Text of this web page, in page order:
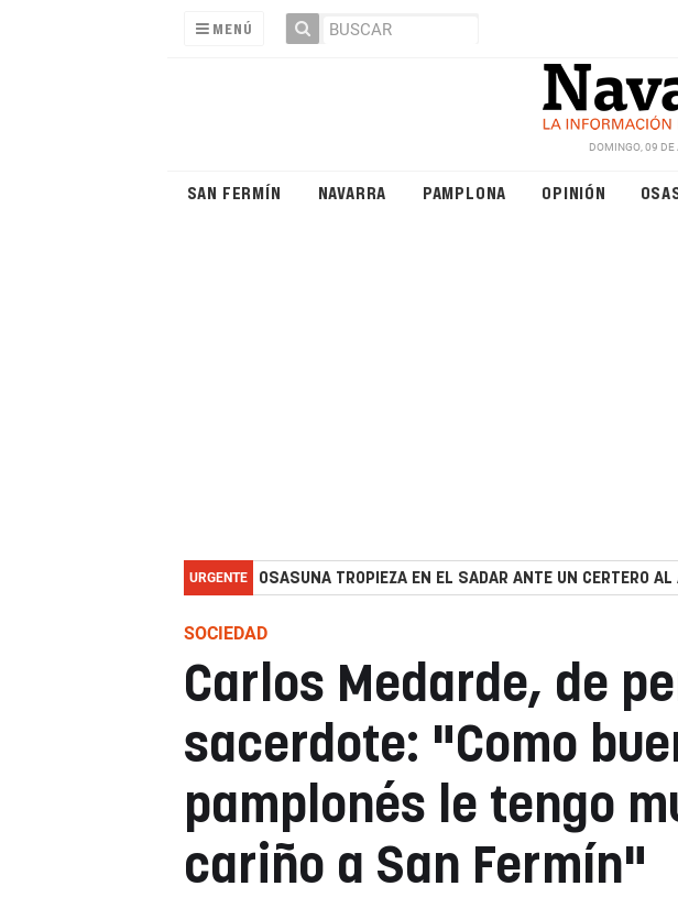
MENÚ
DOMINGO, 09
SAN FERMÍN NAVARRA PAMPLONA OPINIÓN
URGENTE OSASUNA TROPIEZA EN EL SADAR ANTE UN CERTERO
SOCIEDAD
Carlos Medarde, de
sacerdote: "Como
pamplonés le tengo
cariño a San Fermín"